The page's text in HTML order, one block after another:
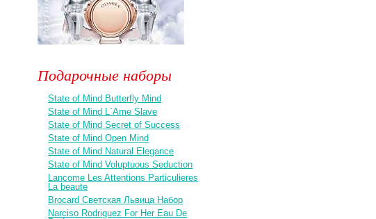
Подарочные наборы
State of Mind Butterfly Mind
State of Mind L`Ame Slave
State of Mind Secret of Success
State of Mind Open Mind
State of Mind Natural Elegance
State of Mind Voluptuous Seduction
Lancome Les Attentions Particulieres
La beaute
Brocard Светская Львица Набор
Narciso Rodriguez For Her Eau De